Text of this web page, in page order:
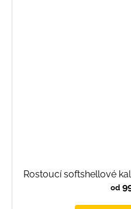
Rostoucí softshellové
od